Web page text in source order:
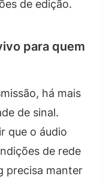
de edição.
para quem
há mais
de sinal.
que o áudio
de rede
precisa manter